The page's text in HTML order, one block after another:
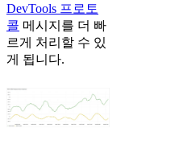
DevTools 프로토
콜 메시지를 더 빠
르게 처리할 수 있
게 됩니다.